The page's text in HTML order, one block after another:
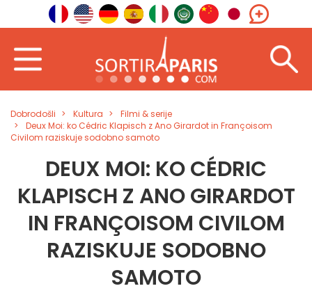
Dobrodošli Kultura
Filmi & serije
Deux Moi: ko Cédric Klapisch z Ano Girardot in Françoisom
Civilom raziskuje sodobno samoto
DEUX MOI: KO CÉDRIC
KLAPISCH Z ANO GIRARDOT
IN FRANÇOISOM CIVILOM
RAZISKUJE SODOBNO
SAMOTO